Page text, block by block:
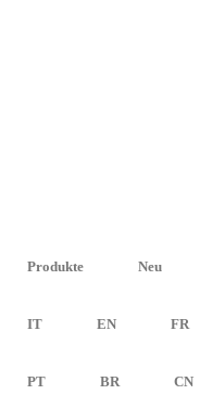
Produkte Neu
IT EN FR
PT BR CN